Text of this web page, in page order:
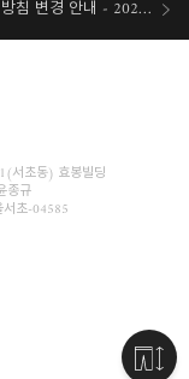
개인정보처리방침 변경 안내 - 2026/07/30 시행
서초동) 효봉빌딩
종규
초-04585